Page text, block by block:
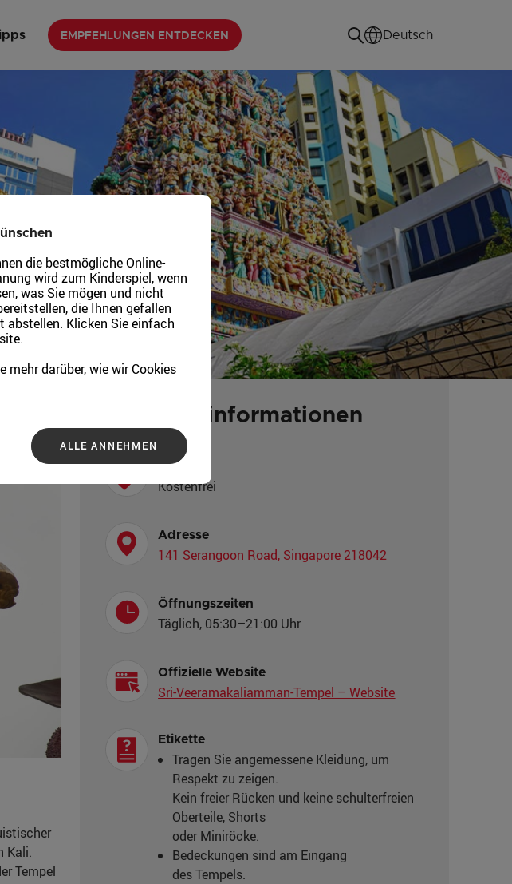
EMPFEHLUNGEN ENTDECKEN Deutsch
Kali.
Tempel
Besucherinformationen
Eintritt
Kostenfrei
Adresse
141 Serangoon Road, Singapore 218042
Öffnungszeiten
Täglich, 05:30–21:00 Uhr
Offizielle Website
Sri-Veeramakaliamman-Tempel – Website
Etikette
Tragen Sie angemessene Kleidung, um
Respekt zu zeigen.
Kein freier Rücken und keine schulterfreien
Oberteile, Shorts
oder Miniröcke.
Bedeckungen sind am Eingang
des Tempels.
die bestmögliche Online-
wird zum Kinderspiel, wenn
was Sie mögen und nicht
die Ihnen gefallen
abstellen. Klicken Sie einfach
mehr darüber, wie wir Cookies
ALLE ANNEHMEN